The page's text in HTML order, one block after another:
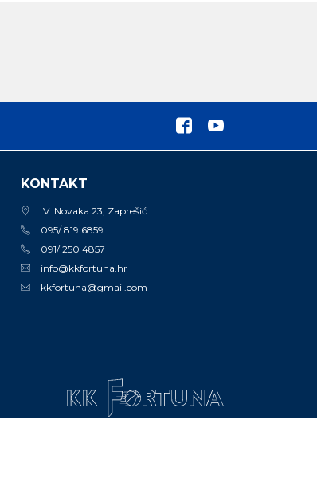
KONTAKT
V. Novaka 23, Zaprešić
095/ 819 6859
091/ 250 4857
info@kkfortuna.hr
kkfortuna@gmail.com